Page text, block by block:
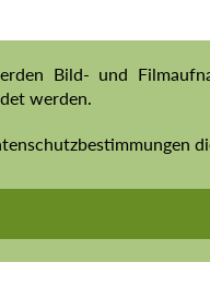
Bild- und
werden.